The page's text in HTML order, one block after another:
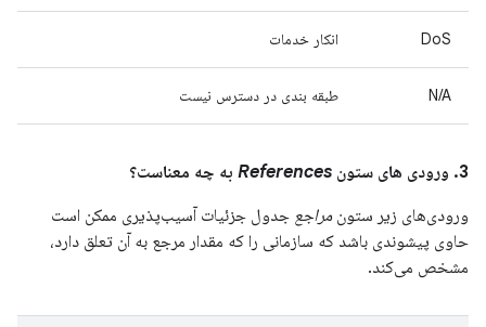
DoS انکار خدمات
N/A طبقه بندی در دسترس نیست
3. ورودی های ستون References به چه معناست؟
ورودی‌های زیر ستون مراجع جدول جزئیات آسیب‌پذیری ممکن است
حاوی پیشوندی باشد که سازمانی را که مقدار مرجع به آن تعلق دارد،
مشخص می‌کند.